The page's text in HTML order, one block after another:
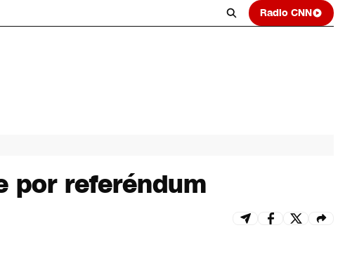
Radio CNN
por referéndum